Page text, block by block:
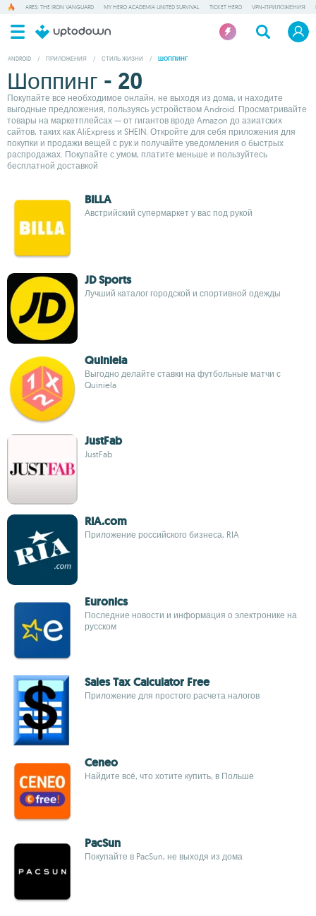
ARES: THE IRON VANGUARD MY HERO ACADEMIA UNITED SURVIVAL TICKET HERO VPN-ПРИЛОЖЕНИЯ
ANDROID / ПРИЛОЖЕНИЯ / СТИЛЬ ЖИЗНИ / ШОППИНГ
Шоппинг - 20
Покупайте все необходимое онлайн, не выходя из дома, и находите
выгодные предложения, пользуясь устройством Android. Просматривайте
товары на маркетплейсах — от гигантов вроде Amazon до азиатских
сайтов, таких как AliExpress и SHEIN. Откройте для себя приложения для
покупки и продажи вещей с рук и получайте уведомления о быстрых
распродажах. Покупайте с умом, платите меньше и пользуйтесь
бесплатной доставкой
BILLA
Австрийский супермаркет у вас под рукой
JD Sports
Лучший каталог городской и спортивной одежды
Quiniela
Выгодно делайте ставки на футбольные матчи с
Quiniela
JustFab
JustFab
RIA.com
Приложение российского бизнеса, RIA
Euronics
Последние новости и информация о электронике на
русском
Sales Tax Calculator Free
Приложение для простого расчета налогов
Ceneo
Найдите всё, что хотите купить, в Польше
PacSun
Покупайте в PacSun, не выходя из дома